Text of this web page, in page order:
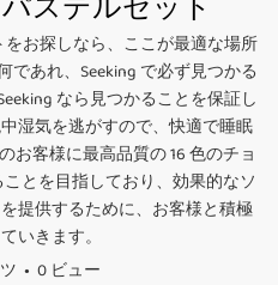
お探しなら、ここが最適な場所
あれ、Seeking で必ず見つかる
なら見つかることを保証し
湿気を逃がすので、快適で睡眠
お客様に最高品質の 16 色の​​チョ
とを目指しており、効果的なソ
提供するために、お客様と積極
いきます。
0 ビュー